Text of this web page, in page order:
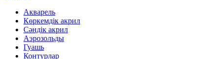
Акварель
Көркемдік акрил
Сәндік акрил
Аэрозольды
Гуашь
Контурлар